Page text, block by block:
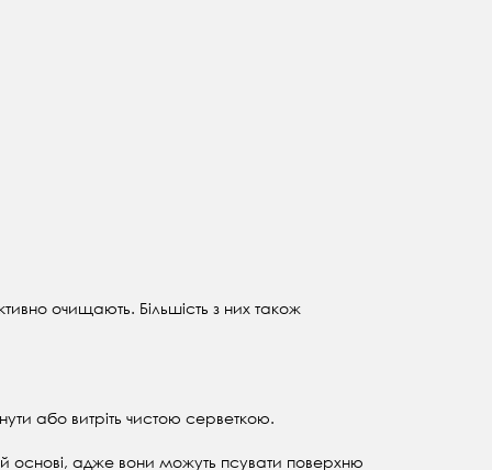
очищають. Більшість з них також
або витріть чистою серветкою.
основі, адже вони можуть псувати поверхню